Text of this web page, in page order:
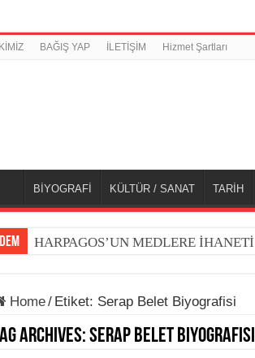
BAĞIŞ YAP İLETİŞİM Hizmet Şartları
BİYOGRAFİ KÜLTÜR / SANAT TARİH
HARPAGOS’UN MEDLERE İHANETİ
Home/ Etiket: Serap Belet Biyografisi
Archives:Serap Belet Biyografisi